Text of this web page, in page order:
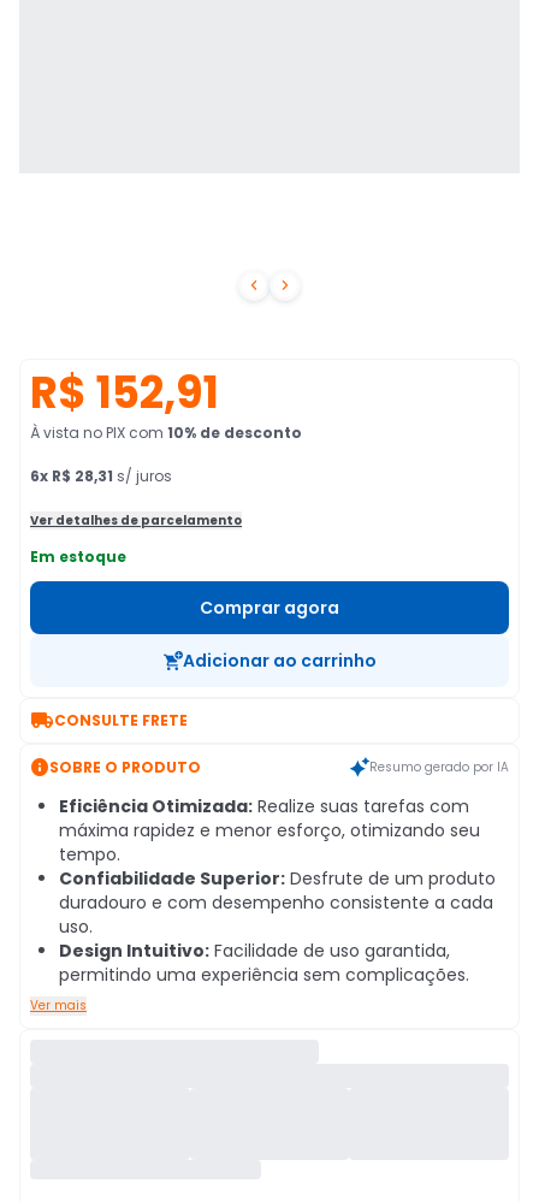
 
R$ 152,91
À vista no PIX com 10% de desconto
6x R$ 28,31 s/ juros
Ver detalhes de parcelamento
Em estoque
Comprar agora
Adicionar ao carrinho
CONSULTE FRETE
SOBRE O PRODUTO Resumo gerado por IA
Eficiência Otimizada: Realize suas tarefas com
máxima rapidez e menor esforço, otimizando seu
tempo.
Confiabilidade Superior: Desfrute de um produto
duradouro e com desempenho consistente a cada
uso.
Design Intuitivo: Facilidade de uso garantida,
permitindo uma experiência sem complicações.
Ver mais